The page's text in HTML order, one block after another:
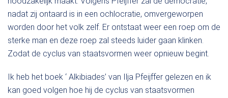
nadat zij ontaard is in een ochlocratie, omvergeworpen
worden door het volk zelf. Er ontstaat weer een roep om de
sterke man en deze roep zal steeds luider gaan klinken.
Zodat de cyclus van staatsvormen weer opnieuw begint.
Ik heb het boek ‘ Alkibiades’ van Ilja Pfeijffer gelezen en ik
kan goed volgen hoe hij de cyclus van staatsvormen